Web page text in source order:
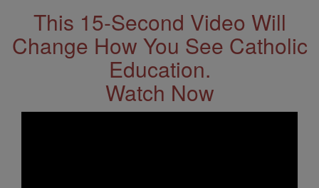
This 15-Second Video Will
Change How You See Catholic
Education.
Watch Now